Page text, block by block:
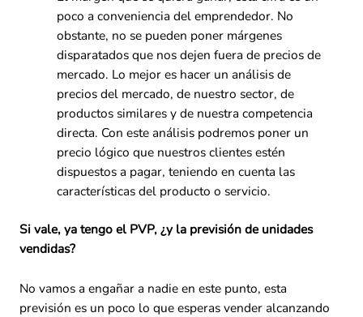
poco a conveniencia del emprendedor. No
obstante, no se pueden poner márgenes
disparatados que nos dejen fuera de precios de
mercado. Lo mejor es hacer un análisis de
precios del mercado, de nuestro sector, de
productos similares y de nuestra competencia
directa. Con este análisis podremos poner un
precio lógico que nuestros clientes estén
dispuestos a pagar, teniendo en cuenta las
características del producto o servicio.
Si vale, ya tengo el PVP, ¿y la previsión de unidades
vendidas?
No vamos a engañar a nadie en este punto, esta
previsión es un poco lo que esperas vender alcanzando